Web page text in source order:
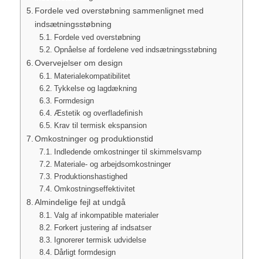
Fordele ved overstøbning sammenlignet med
indsætningsstøbning
Fordele ved overstøbning
Opnåelse af fordelene ved indsætningsstøbning
Overvejelser om design
Materialekompatibilitet
Tykkelse og lagdækning
Formdesign
Æstetik og overfladefinish
Krav til termisk ekspansion
Omkostninger og produktionstid
Indledende omkostninger til skimmelsvamp
Materiale- og arbejdsomkostninger
Produktionshastighed
Omkostningseffektivitet
Almindelige fejl at undgå
Valg af inkompatible materialer
Forkert justering af indsatser
Ignorerer termisk udvidelse
Dårligt formdesign